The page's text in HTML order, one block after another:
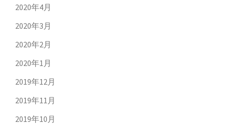
2020年4月
2020年3月
2020年2月
2020年1月
2019年12月
2019年11月
2019年10月